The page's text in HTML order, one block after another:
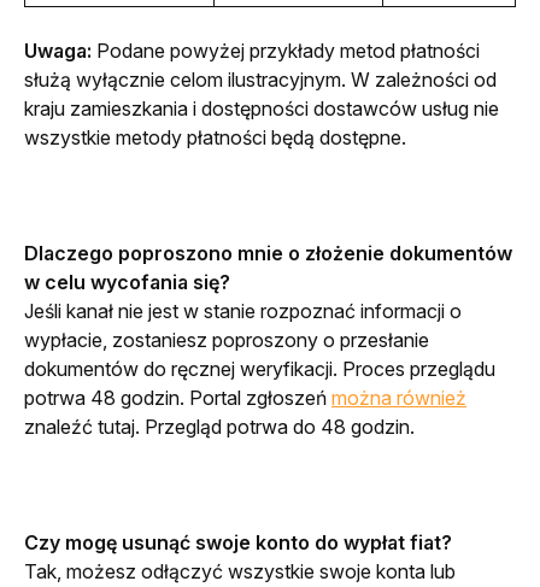
Uwaga: Podane powyżej przykłady metod płatności
służą wyłącznie celom ilustracyjnym. W zależności od
kraju zamieszkania i dostępności dostawców usług nie
wszystkie metody płatności będą dostępne.
Dlaczego poproszono mnie o złożenie dokumentów
w celu wycofania się?
Jeśli kanał nie jest w stanie rozpoznać informacji o
wypłacie, zostaniesz poproszony o przesłanie
dokumentów do ręcznej weryfikacji. Proces przeglądu
potrwa 48 godzin. Portal zgłoszeń można również
znaleźć tutaj. Przegląd potrwa do 48 godzin.
Czy mogę usunąć swoje konto do wypłat fiat?
Tak, możesz odłączyć wszystkie swoje konta lub